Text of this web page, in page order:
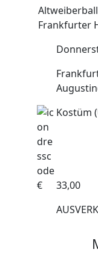
Frankfurter
Kostüm
€
33,00